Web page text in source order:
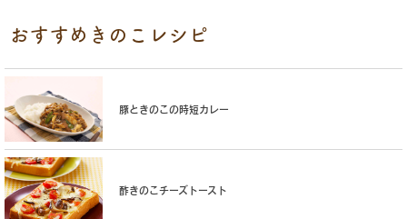
おすすめきのこレシピ
豚ときのこの時短カレー
酢きのこチーズトースト